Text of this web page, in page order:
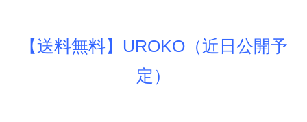
【送料無料】UROKO（近日公開予
定）